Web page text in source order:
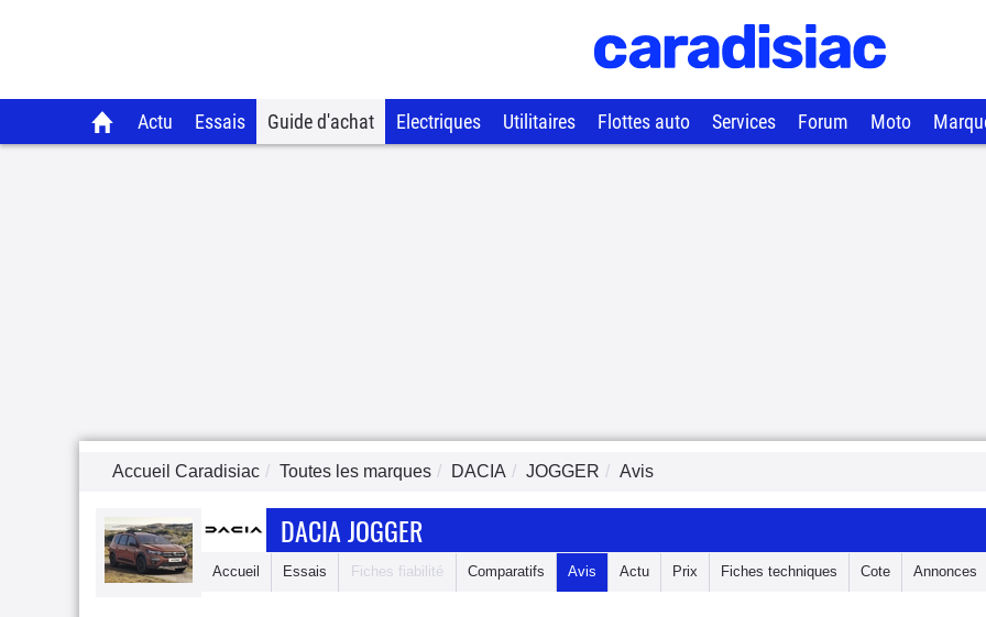
Actu Essais Guide d'achat Electriques Utilitaires Flottes auto Services Forum Moto
Accueil Caradisiac Toutes les marques DACIA JOGGER Avis
DACIA JOGGER
Accueil Essais Fiches fiabilité Comparatifs Avis Actu Prix Fiches techniques Cote Annonces